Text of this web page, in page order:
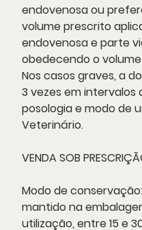
endovenosa ou
volume prescrito
endovenosa e parte
obedecendo o volume
Nos casos graves, a
3 vezes em intervalos
posologia e modo de
Veterinário.
VENDA SOB
Modo de
mantido na
utilização, entre 15 e